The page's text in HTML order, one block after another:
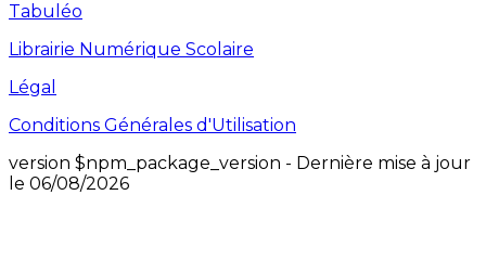
Tabuléo
Librairie Numérique Scolaire
Légal
Conditions Générales d'Utilisation
version $npm_package_version - Dernière mise à jour
le 06/08/2026